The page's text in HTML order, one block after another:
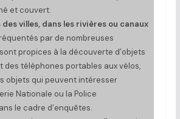
et couvert.
villes, dans les rivières ou canaux
par de nombreuses
propices à la découverte d’objets
des téléphones portables aux vélos,
objets qui peuvent intéresser
Nationale ou la Police
le cadre d’enquêtes.